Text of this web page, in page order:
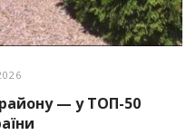
— у ТОП-50